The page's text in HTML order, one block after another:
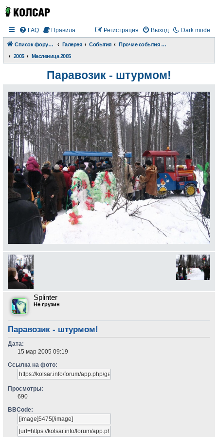
Dark mode
FAQ Правила Выход
Регистрация
Список форумов Галерея События
Прочие события и происшествия
2005
Масленица 2005
Паравозик - штурмом!
Splinter
Не грузин
Паравозик - штурмом!
Дата:
15 мар 2005 09:19
Ссылка на фото:
Просмотры:
690
BBCode: